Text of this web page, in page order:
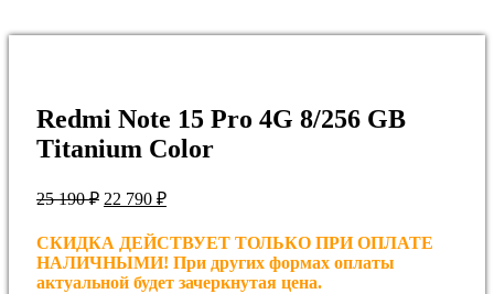
Redmi Note 15 Pro 4G 8/256 GB
Titanium Color
25 190₽ Первоначальная
составляла
25
190 ₽.
22 790 ₽Текущая
22
790 ₽.
СКИДКА ДЕЙСТВУЕТ ТОЛЬКО ПРИ ОПЛАТЕ
НАЛИЧНЫМИ! При других формах оплаты
актуальной будет зачеркнутая цена.